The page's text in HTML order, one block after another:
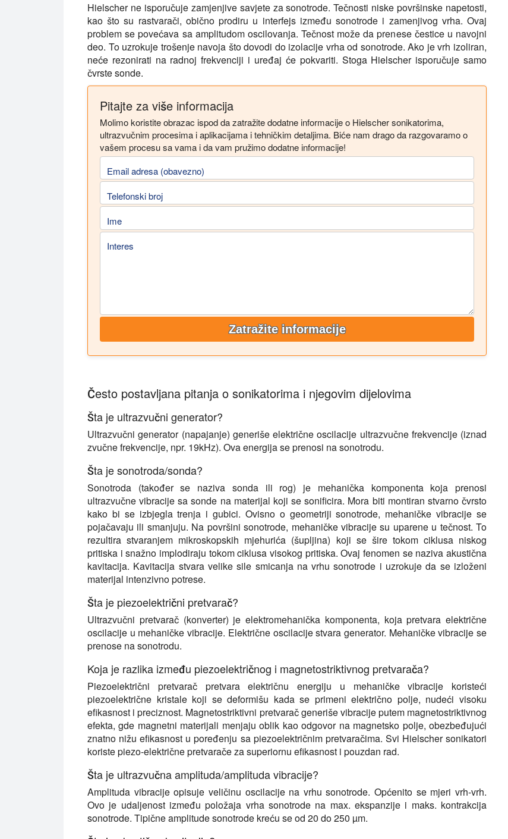
Hielscher ne isporučuje zamjenjive savjete za sonotrode. Tečnosti niske površinske napetosti,
kao što su rastvarači, obično prodiru u interfejs između sonotrode i zamenjivog vrha. Ovaj
problem se povećava sa amplitudom oscilovanja. Tečnost može da prenese čestice u navojni
deo. To uzrokuje trošenje navoja što dovodi do izolacije vrha od sonotrode. Ako je vrh izoliran,
neće rezonirati na radnoj frekvenciji i uređaj će pokvariti. Stoga Hielscher isporučuje samo
čvrste sonde.
Pitajte za više informacija
Molimo koristite obrazac ispod da zatražite dodatne informacije o Hielscher sonikatorima,
ultrazvučnim procesima i aplikacijama i tehničkim detaljima. Biće nam drago da razgovaramo o
vašem procesu sa vama i da vam pružimo dodatne informacije!
Email adresa (obavezno)
Telefonski broj
Ime
Interes
Zatražite informacije
Često postavljana pitanja o sonikatorima i njegovim dijelovima
Šta je ultrazvučni generator?
Ultrazvučni generator (napajanje) generiše električne oscilacije ultrazvučne frekvencije (iznad
zvučne frekvencije, npr. 19kHz). Ova energija se prenosi na sonotrodu.
Šta je sonotroda/sonda?
Sonotroda (također se naziva sonda ili rog) je mehanička komponenta koja prenosi
ultrazvučne vibracije sa sonde na materijal koji se sonificira. Mora biti montiran stvarno čvrsto
kako bi se izbjegla trenja i gubici. Ovisno o geometriji sonotrode, mehaničke vibracije se
pojačavaju ili smanjuju. Na površini sonotrode, mehaničke vibracije su uparene u tečnost. To
rezultira stvaranjem mikroskopskih mjehurića (šupljina) koji se šire tokom ciklusa niskog
pritiska i snažno implodiraju tokom ciklusa visokog pritiska. Ovaj fenomen se naziva akustična
kavitacija. Kavitacija stvara velike sile smicanja na vrhu sonotrode i uzrokuje da se izloženi
materijal intenzivno potrese.
Šta je piezoelektrični pretvarač?
Ultrazvučni pretvarač (konverter) je elektromehanička komponenta, koja pretvara električne
oscilacije u mehaničke vibracije. Električne oscilacije stvara generator. Mehaničke vibracije se
prenose na sonotrodu.
Koja je razlika između piezoelektričnog i magnetostriktivnog pretvarača?
Piezoelektrični pretvarač pretvara električnu energiju u mehaničke vibracije koristeći
piezoelektrične kristale koji se deformišu kada se primeni električno polje, nudeći visoku
efikasnost i preciznost. Magnetostriktivni pretvarač generiše vibracije putem magnetostriktivnog
efekta, gde magnetni materijali menjaju oblik kao odgovor na magnetsko polje, obezbeđujući
znatno nižu efikasnost u poređenju sa piezoelektričnim pretvaračima. Svi Hielscher sonikatori
koriste piezo-električne pretvarače za superiornu efikasnost i pouzdan rad.
Šta je ultrazvučna amplituda/amplituda vibracije?
Amplituda vibracije opisuje veličinu oscilacije na vrhu sonotrode. Općenito se mjeri vrh-vrh.
Ovo je udaljenost između položaja vrha sonotrode na max. ekspanzije i maks. kontrakcija
sonotrode. Tipične amplitude sonotrode kreću se od 20 do 250 µm.